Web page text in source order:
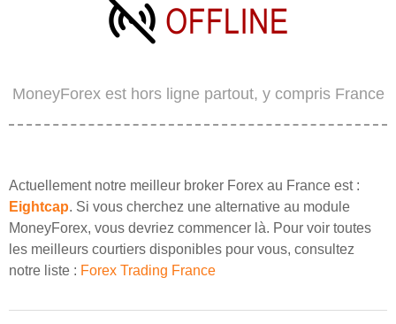
MoneyForex est hors ligne partout, y compris France
Actuellement notre meilleur broker Forex au France est :
Eightcap. Si vous cherchez une alternative au module
MoneyForex, vous devriez commencer là. Pour voir toutes
les meilleurs courtiers disponibles pour vous, consultez
notre liste : Forex Trading France